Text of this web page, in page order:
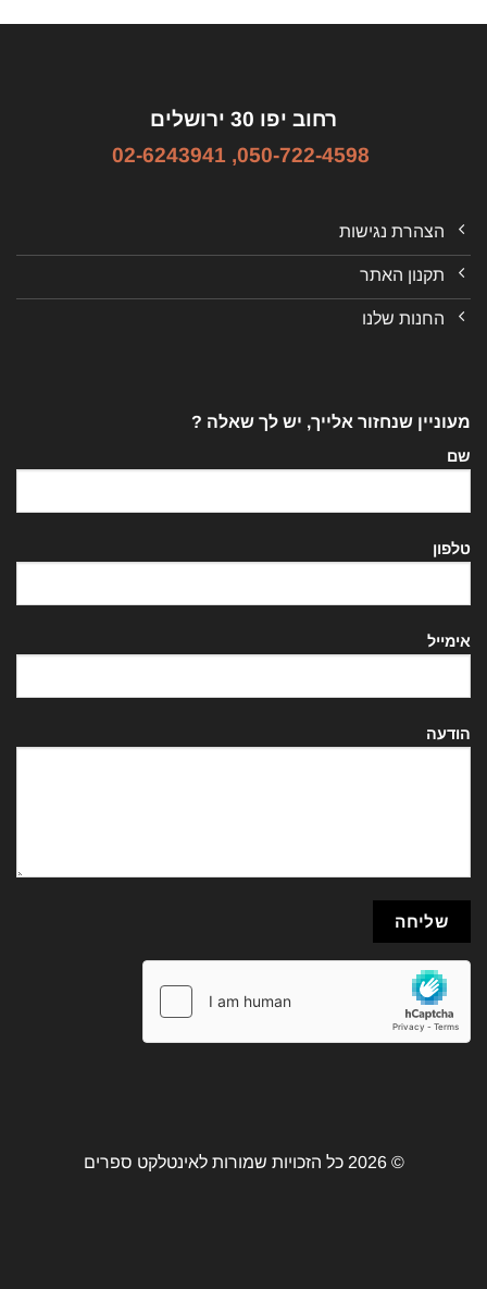
רחוב יפו 30 ירושלים
050-722-4598
,
02-6243941
הצהרת נגישות
תקנון האתר
החנות שלנו
מעוניין שנחזור אלייך, יש לך שאלה ?
שם
טלפון
אימייל
הודעה
© 2026 כל הזכויות שמורות לאינטלקט ספרים